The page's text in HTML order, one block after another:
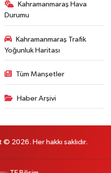
Kahramanmaraş Hava
Durumu
Kahramanmaraş Trafik
Yoğunluk Haritası
Tüm Manşetler
Haber Arşivi
2026. Her hakkı saklıdır.